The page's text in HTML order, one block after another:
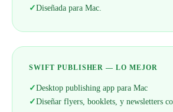
✓Diseñada para Mac.
SWIFT PUBLISHER — LO MEJOR
✓Desktop publishing app para Mac
✓Diseñar flyers, booklets, y newsletters